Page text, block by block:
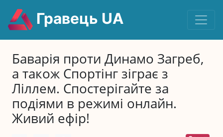
Гравець UA
Баварія проти Динамо Загреб,
а також Спортінг зіграє з
Ліллем. Спостерігайте за
подіями в режимі онлайн.
Живий ефір!